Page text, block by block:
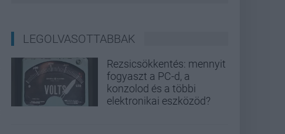
LEGOLVASOTTABBAK
Rezsicsökkentés: mennyit
fogyaszt a PC-d, a
konzolod és a többi
elektronikai eszközöd?